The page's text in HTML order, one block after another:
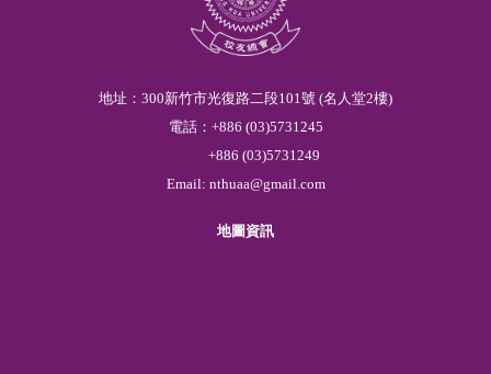
地址：300新竹市光復路二段101號 (名人堂2樓)
電話： +886 (03)5731245
+886 (03)5731249
Email: nthuaa@gmail.com
地圖資訊